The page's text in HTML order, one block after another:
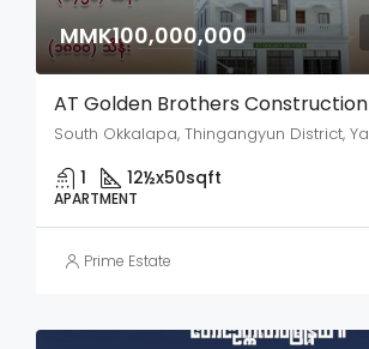
MMK100,000,000
AT Golden Brothers Construction
1 12½x50sqft
APARTMENT
Prime Estate